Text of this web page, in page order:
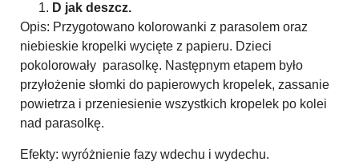
D jak deszcz.
Opis: Przygotowano kolorowanki z parasolem oraz
niebieskie kropelki wycięte z papieru. Dzieci
pokolorowały parasolkę. Następnym etapem było
przyłożenie słomki do papierowych kropelek, zassanie
powietrza i przeniesienie wszystkich kropelek po kolei
nad parasolkę.
Efekty: wyróżnienie fazy wdechu i wydechu.